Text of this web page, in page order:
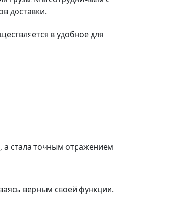
доставки.
в удобное для
а стала точным отражением
верным своей функции.